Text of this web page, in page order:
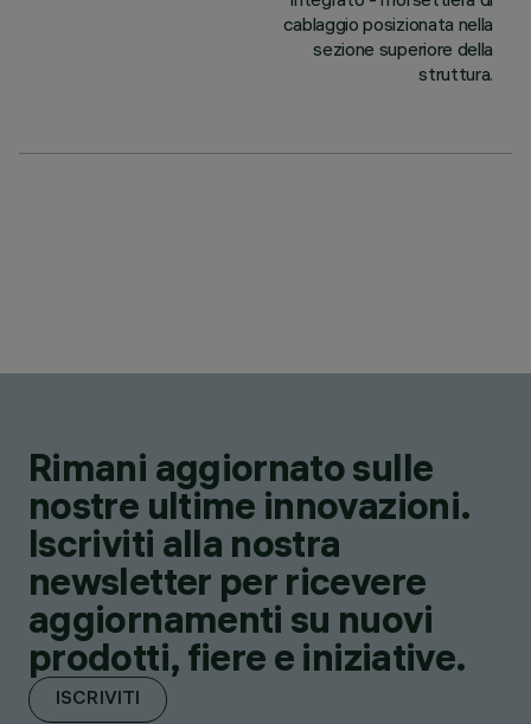
cablaggio posizionata nella
sezione superiore della
struttura.
Rimani aggiornato sulle
nostre ultime innovazioni.
Iscriviti alla nostra
newsletter per ricevere
aggiornamenti su nuovi
prodotti, fiere e iniziative.
ISCRIVITI